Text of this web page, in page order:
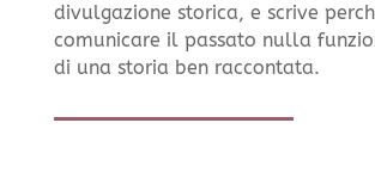
divulgazione storica, e scrive
comunicare il passato nulla
di una storia ben raccontata.